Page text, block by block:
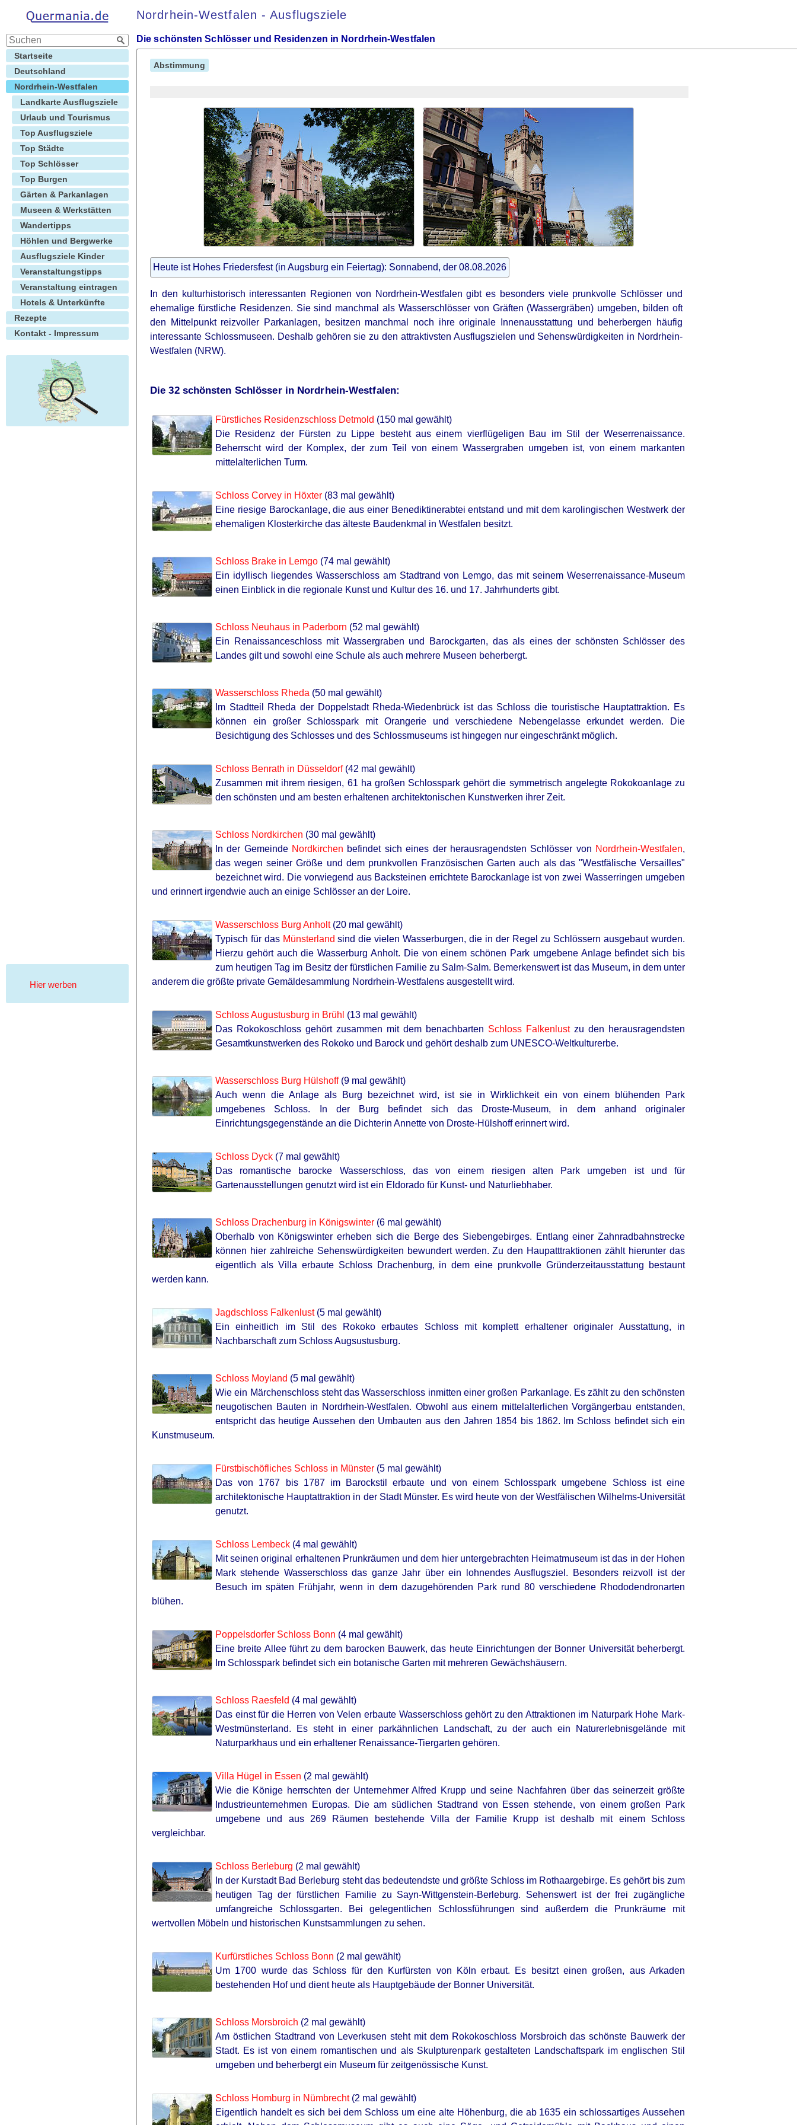
Nordrhein-Westfalen - Ausflugsziele
Die schönsten Schlösser und Residenzen in Nordrhein-Westfalen
Abstimmung
Heute ist Hohes Friedersfest (in Augsburg ein Feiertag): Sonnabend, der 08.08.2026
In den kulturhistorisch interessanten Regionen von Nordrhein-Westfalen gibt es besonders viele prunkvolle Schlösser und
ehemalige fürstliche Residenzen. Sie sind manchmal als Wasserschlösser von Gräften (Wassergräben) umgeben, bilden oft
den Mittelpunkt reizvoller Parkanlagen, besitzen manchmal noch ihre originale Innenausstattung und beherbergen häufig
interessante Schlossmuseen. Deshalb gehören sie zu den attraktivsten Ausflugszielen und Sehenswürdigkeiten in Nordrhein-
Westfalen (NRW).
Die 32 schönsten Schlösser in Nordrhein-Westfalen:
Fürstliches Residenzschloss Detmold (150 mal gewählt)
Die Residenz der Fürsten zu Lippe besteht aus einem vierflügeligen Bau im Stil der Weserrenaissance.
Beherrscht wird der Komplex, der zum Teil von einem Wassergraben umgeben ist, von einem markanten
mittelalterlichen Turm.
Schloss Corvey in Höxter (83 mal gewählt)
Eine riesige Barockanlage, die aus einer Benediktinerabtei entstand und mit dem karolingischen Westwerk der
ehemaligen Klosterkirche das älteste Baudenkmal in Westfalen besitzt.
Schloss Brake in Lemgo (74 mal gewählt)
Ein idyllisch liegendes Wasserschloss am Stadtrand von Lemgo, das mit seinem Weserrenaissance-Museum
einen Einblick in die regionale Kunst und Kultur des 16. und 17. Jahrhunderts gibt.
Schloss Neuhaus in Paderborn (52 mal gewählt)
Ein Renaissanceschloss mit Wassergraben und Barockgarten, das als eines der schönsten Schlösser des
Landes gilt und sowohl eine Schule als auch mehrere Museen beherbergt.
Wasserschloss Rheda (50 mal gewählt)
Im Stadtteil Rheda der Doppelstadt Rheda-Wiedenbrück ist das Schloss die touristische Hauptattraktion. Es
können ein großer Schlosspark mit Orangerie und verschiedene Nebengelasse erkundet werden. Die
Besichtigung des Schlosses und des Schlossmuseums ist hingegen nur eingeschränkt möglich.
Schloss Benrath in Düsseldorf(42 mal gewählt)
Zusammen mit ihrem riesigen, 61 ha großen Schlosspark gehört die symmetrisch angelegte Rokokoanlage zu
den schönsten und am besten erhaltenen architektonischen Kunstwerken ihrer Zeit.
Schloss Nordkirchen (30 mal gewählt)
In der Gemeinde Nordkirchen befindet sich eines der herausragendsten Schlösser von Nordrhein-Westfalen,
das wegen seiner Größe und dem prunkvollen Französischen Garten auch als das "Westfälische Versailles"
bezeichnet wird. Die vorwiegend aus Backsteinen errichtete Barockanlage ist von zwei Wasserringen umgeben
und erinnert irgendwie auch an einige Schlösser an der Loire.
Wasserschloss Burg Anholt(20 mal gewählt)
Typisch für das Münsterland sind die vielen Wasserburgen, die in der Regel zu Schlössern ausgebaut wurden.
Hierzu gehört auch die Wasserburg Anholt. Die von einem schönen Park umgebene Anlage befindet sich bis
zum heutigen Tag im Besitz der fürstlichen Familie zu Salm-Salm. Bemerkenswert ist das Museum, in dem unter
anderem die größte private Gemäldesammlung Nordrhein-Westfalens ausgestellt wird.
Schloss Augustusburg in Brühl (13 mal gewählt)
Das Rokokoschloss gehört zusammen mit dem benachbarten Schloss Falkenlustzu den herausragendsten
Gesamtkunstwerken des Rokoko und Barock und gehört deshalb zum UNESCO-Weltkulturerbe.
Wasserschloss Burg Hülshoff(9 mal gewählt)
Auch wenn die Anlage als Burg bezeichnet wird, ist sie in Wirklichkeit ein von einem blühenden Park
umgebenes Schloss. In der Burg befindet sich das Droste-Museum, in dem anhand originaler
Einrichtungsgegenstände an die Dichterin Annette von Droste-Hülshoff erinnert wird.
Schloss Dyck (7 mal gewählt)
Das romantische barocke Wasserschloss, das von einem riesigen alten Park umgeben ist und für
Gartenausstellungen genutzt wird ist ein Eldorado für Kunst- und Naturliebhaber.
Schloss Drachenburg in Königswinter (6 mal gewählt)
Oberhalb von Königswinter erheben sich die Berge des Siebengebirges. Entlang einer Zahnradbahnstrecke
können hier zahlreiche Sehenswürdigkeiten bewundert werden. Zu den Haupatttraktionen zählt hierunter das
eigentlich als Villa erbaute Schloss Drachenburg, in dem eine prunkvolle Gründerzeitausstattung bestaunt
werden kann.
Jagdschloss Falkenlust(5 mal gewählt)
Ein einheitlich im Stil des Rokoko erbautes Schloss mit komplett erhaltener originaler Ausstattung, in
Nachbarschaft zum Schloss Augsustusburg.
Schloss Moyland (5 mal gewählt)
Wie ein Märchenschloss steht das Wasserschloss inmitten einer großen Parkanlage. Es zählt zu den schönsten
neugotischen Bauten in Nordrhein-Westfalen. Obwohl aus einem mittelalterlichen Vorgängerbau entstanden,
entspricht das heutige Aussehen den Umbauten aus den Jahren 1854 bis 1862. Im Schloss befindet sich ein
Kunstmuseum.
Fürstbischöfliches Schloss in Münster (5 mal gewählt)
Das von 1767 bis 1787 im Barockstil erbaute und von einem Schlosspark umgebene Schloss ist eine
architektonische Hauptattraktion in der Stadt Münster. Es wird heute von der Westfälischen Wilhelms-Universität
genutzt.
Schloss Lembeck (4 mal gewählt)
Mit seinen original erhaltenen Prunkräumen und dem hier untergebrachten Heimatmuseum ist das in der Hohen
Mark stehende Wasserschloss das ganze Jahr über ein lohnendes Ausflugsziel. Besonders reizvoll ist der
Besuch im späten Frühjahr, wenn in dem dazugehörenden Park rund 80 verschiedene Rhododendronarten
blühen.
Poppelsdorfer Schloss Bonn (4 mal gewählt)
Eine breite Allee führt zu dem barocken Bauwerk, das heute Einrichtungen der Bonner Universität beherbergt.
Im Schlosspark befindet sich ein botanische Garten mit mehreren Gewächshäusern.
Schloss Raesfeld (4 mal gewählt)
Das einst für die Herren von Velen erbaute Wasserschloss gehört zu den Attraktionen im Naturpark Hohe Mark-
Westmünsterland. Es steht in einer parkähnlichen Landschaft, zu der auch ein Naturerlebnisgelände mit
Naturparkhaus und ein erhaltener Renaissance-Tiergarten gehören.
Villa Hügel in Essen (2 mal gewählt)
Wie die Könige herrschten der Unternehmer Alfred Krupp und seine Nachfahren über das seinerzeit größte
Industrieunternehmen Europas. Die am südlichen Stadtrand von Essen stehende, von einem großen Park
umgebene und aus 269 Räumen bestehende Villa der Familie Krupp ist deshalb mit einem Schloss
vergleichbar.
Schloss Berleburg (2 mal gewählt)
In der Kurstadt Bad Berleburg steht das bedeutendste und größte Schloss im Rothaargebirge. Es gehört bis zum
heutigen Tag der fürstlichen Familie zu Sayn-Wittgenstein-Berleburg. Sehenswert ist der frei zugängliche
umfangreiche Schlossgarten. Bei gelegentlichen Schlossführungen sind außerdem die Prunkräume mit
wertvollen Möbeln und historischen Kunstsammlungen zu sehen.
Kurfürstliches Schloss Bonn (2 mal gewählt)
Um 1700 wurde das Schloss für den Kurfürsten von Köln erbaut. Es besitzt einen großen, aus Arkaden
bestehenden Hof und dient heute als Hauptgebäude der Bonner Universität.
Schloss Morsbroich (2 mal gewählt)
Am östlichen Stadtrand von Leverkusen steht mit dem Rokokoschloss Morsbroich das schönste Bauwerk der
Stadt. Es ist von einem romantischen und als Skulpturenpark gestalteten Landschaftspark im englischen Stil
umgeben und beherbergt ein Museum für zeitgenössische Kunst.
Schloss Homburg in Nümbrecht(2 mal gewählt)
Eigentlich handelt es sich bei dem Schloss um eine alte Höhenburg, die ab 1635 ein schlossartiges Aussehen
Hier werben
Startseite
Deutschland
Nordrhein-Westfalen
Landkarte Ausflugsziele
Urlaub und Tourismus
Top Ausflugsziele
Top Städte
Top Schlösser
Top Burgen
Gärten & Parkanlagen
Museen & Werkstätten
Wandertipps
Höhlen und Bergwerke
Ausflugsziele Kinder
Veranstaltungstipps
Veranstaltung eintragen
Hotels & Unterkünfte
Rezepte
Kontakt - Impressum